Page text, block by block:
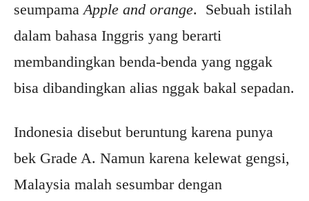
seumpamaApple and orange. Sebuah istilah
dalam bahasa Inggris yang berarti
membandingkan benda-benda yang nggak
bisa dibandingkan alias nggak bakal sepadan.
Indonesia disebut beruntung karena punya
bek Grade A. Namun karena kelewat gengsi,
Malaysia malah sesumbar dengan